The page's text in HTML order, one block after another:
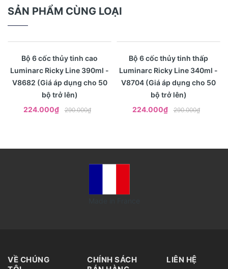
SẢN PHẨM CÙNG LOẠI
Xem nhanh
Bộ 6 cốc thủy tinh cao
Luminarc Ricky Line 390ml -
V8682 (Giá áp dụng cho 50
bộ trở lên)
224.000₫
290.000₫
Xem nhanh
Bộ 6 cốc thủy tinh thấp
Luminarc Ricky Line 340ml -
V8704 (Giá áp dụng cho 50
bộ trở lên)
224.000₫
290.000₫
VỀ CHÚNG
CHÍNH SÁCH
LIÊN HỆ